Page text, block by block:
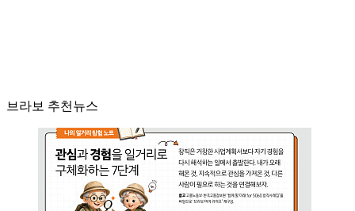
브라보 추천뉴스